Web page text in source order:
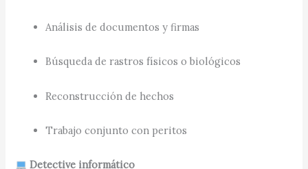
Análisis de documentos y firmas
Búsqueda de rastros físicos o biológicos
Reconstrucción de hechos
Trabajo conjunto con peritos
Detective informático